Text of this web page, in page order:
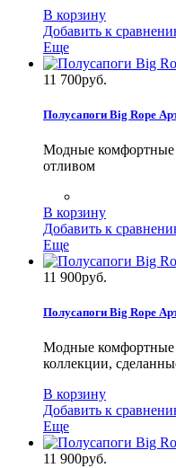
В корзину
Добавить к
Еще
11 700руб.
Полусапоги Big Rope
Модные комфортные
отливом
В корзину
Добавить к
Еще
11 900руб.
Полусапоги Big Rope
Модные комфортные
коллекции,
В корзину
Добавить к
Еще
11 900руб.